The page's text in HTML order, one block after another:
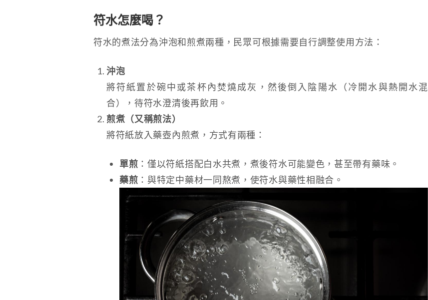
符水怎麼喝？
符水的煮法分為沖泡和煎煮兩種，民眾可根據需要自行調整使用方法：
沖泡
將符紙置於碗中或茶杯內焚燒成灰，然後倒入陰陽水（冷開水與熱開水混
合），待符水澄清後再飲用。
煎煮（又稱煎法）
將符紙放入藥壺內煎煮，方式有兩種：
單煎 ：僅以符紙搭配白水共煮，煮後符水可能變色，甚至帶有藥味。
藥煎 ：與特定中藥材一同熬煮，使符水與藥性相融合。